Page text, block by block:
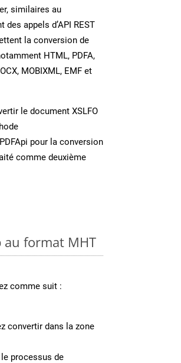
similaires au
appels d’API REST
la conversion de
HTML, PDFA,
MOBIXML, EMF et
le document XSLFO
pour la conversion
comme deuxième
format MHT
comme suit :
convertir dans la zone
processus de